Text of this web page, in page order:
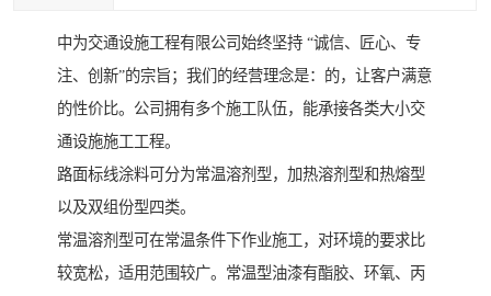
中为交通设施工程有限公司始终坚持 “诚信、匠心、专
注、创新”的宗旨；我们的经营理念是：的，让客户满意
的性价比。公司拥有多个施工队伍，能承接各类大小交
通设施施工工程。
路面标线涂料可分为常温溶剂型，加热溶剂型和热熔型
以及双组份型四类。
常温溶剂型可在常温条件下作业施工，对环境的要求比
较宽松，适用范围较广。常温型油漆有酯胶、环氧、丙